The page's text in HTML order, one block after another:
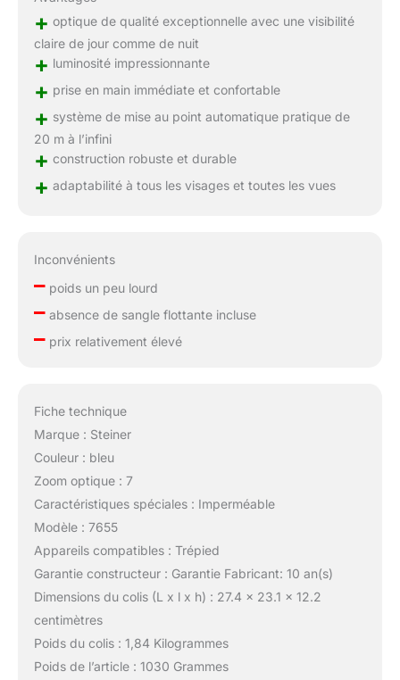
+ optique de qualité exceptionnelle avec une visibilité
claire de jour comme de nuit
+ luminosité impressionnante
+ prise en main immédiate et confortable
+ système de mise au point automatique pratique de
20 m à l’infini
+ construction robuste et durable
+ adaptabilité à tous les visages et toutes les vues
Inconvénients
–poids un peu lourd
–absence de sangle flottante incluse
–prix relativement élevé
Fiche technique
Marque : Steiner
Couleur : bleu
Zoom optique : 7
Caractéristiques spéciales : Imperméable
Modèle : 7655
Appareils compatibles : Trépied
Garantie constructeur : Garantie Fabricant: 10 an(s)
Dimensions du colis (L x l x h) : 27.4 x 23.1 x 12.2
centimètres
Poids du colis : 1,84 Kilogrammes
Poids de l’article : 1030 Grammes